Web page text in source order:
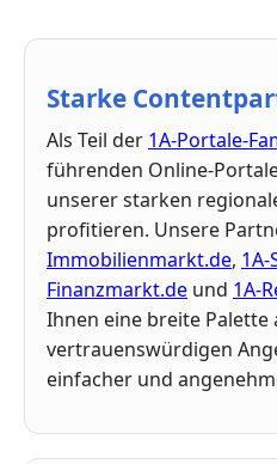
Starke
Als Teil der 1A-Portale-
führenden Online-
unserer starken
profitieren. Unsere
Immobilienmarkt.de,
Finanzmarkt.de und 1A-
Ihnen eine breite
vertrauenswürdigen
einfacher und